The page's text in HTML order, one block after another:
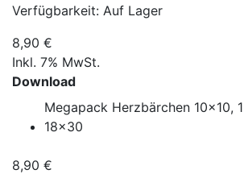
Verfügbarkeit: Auf Lager
8,90 €
Inkl. 7% MwSt.
Download
Megapack Herzbärchen 10x10,
18x30
8,90 €